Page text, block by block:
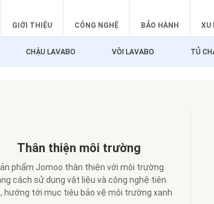
GIỚI THIỆU CÔNG NGHỆ BẢO HÀNH XU
CHẬU LAVABO VÒI LAVABO TỦ
Thân thiện môi trường
phẩm Jomoo thân thiện với môi trường
cách sử dụng vật liệu và công nghệ tiên
hướng tới mục tiêu bảo vệ môi trường xanh